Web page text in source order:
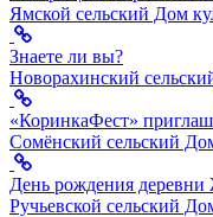
Ямской сельский Дом
Знаете ли вы?
Новорахинский
«КоринкаФест»
Сомёнский сельский
День рождения
Ручьевской сельский